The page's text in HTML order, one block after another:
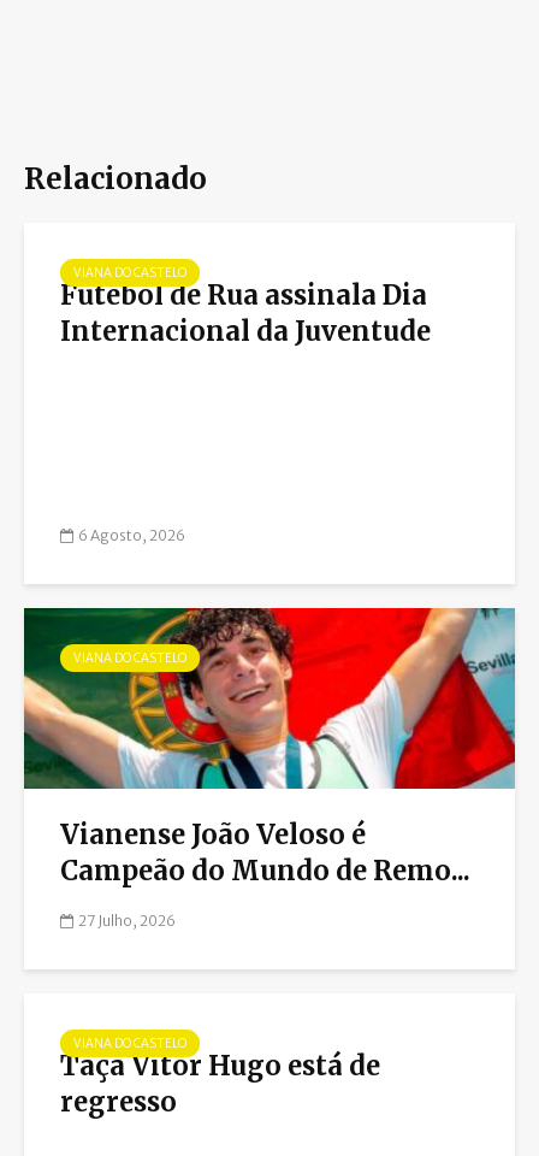
Relacionado
VIANA DO CASTELO
Futebol de Rua assinala Dia
Internacional da Juventude
6 Agosto, 2026
VIANA DO CASTELO
Vianense João Veloso é
Campeão do Mundo de Remo...
27 Julho, 2026
VIANA DO CASTELO
Taça Vitor Hugo está de
regresso